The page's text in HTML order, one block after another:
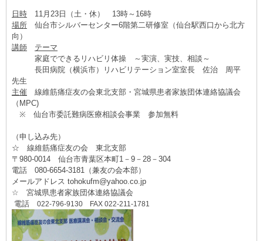
日時 11月23日（土・休） 13時～16時
場所 仙台市シルバーセンター6階第二研修室（仙台駅西口から北方
向）
講師
テーマ
家庭でできるリハビリ体操 ～実演、実技、相談～
長田病院（横浜市）リハビリテーション室室長 佐治 周平
先生
主催 線維筋痛症友の会東北支部・宮城県患者家族団体連絡協議会
（MPC)
※ 仙台市委託難病医療相談会事業 参加無料
（申し込み先）
☆ 線維筋痛症友の会 東北支部
〒980-0014 仙台市青葉区本町1－9－28－304
電話 080-6654-3181（兼友の会本部）
メールアドレス tohokufm@yahoo.co.jp
☆ 宮城県患者家族団体連絡協議会
電話 022-796-9130 FAX 022-211-1781